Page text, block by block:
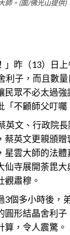
師。(圖/佛光山提供)
昨（13）日
利子，而且數
眾不必太過
不顧師父叮囑
文、行政院
英文更親頒
雲大師的法
仙寺展開荼毘
觀肅穆。
3個多小時後，
形結晶舍利
，令人震驚。